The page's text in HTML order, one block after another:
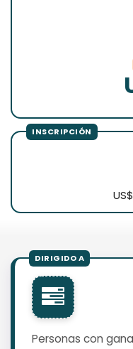
Personas con